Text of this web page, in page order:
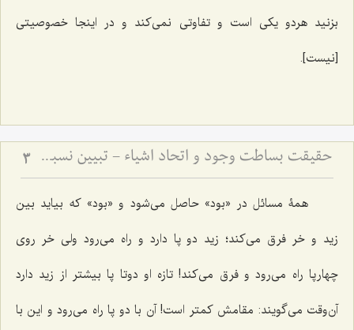
بزنید هردو یکى است و تفاوتی نمى‌کند و در اینجا خصوصیتى
[نیست].
حقیقت بساطت وجود و اتحاد اشیاء - تبیین نسبت میان قیود ماهوی و وحدت حقیقت هستی 3
همۀ مسائل در «بود» حاصل مى‌شود و «بود» که بیاید بین
زید و خر فرق مى‌کند؛ زید دو پا دارد و راه مى‌رود ولی خر روى
چهارپا راه مى‌رود و فرق مى‌کند! تازه او دوتا پا بیشتر از زید دارد
آن‌وقت مى‌گویند: مقامش کمتر است! آن با دو پا راه مى‌رود و این با